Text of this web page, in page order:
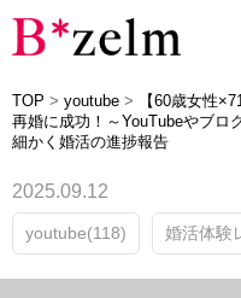
TOP > youtube >
【60歳女性
再婚に成功！～YouTubeやブロ
細かく婚活の進捗報告
2025.09.12
youtube(118) 婚活体験